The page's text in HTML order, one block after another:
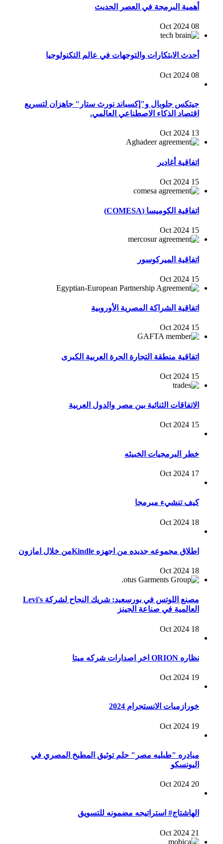
أهمية البرمجة في العصر الحديث
08 Oct 2024
أحدث الابتكارات والتوجهات في عالم التكنولوجيا
08 Oct 2024
جيتكس جلوبال و"إكسباند نورث ستار" جاهزان لتسريع
اقتصاد الذكاء الاصطناعي العالمي.
13 Oct 2024
اتفاقية أغادير
15 Oct 2024
اتفاقية الكوميسا (COMESA)
15 Oct 2024
اتفاقية الميركوسور
15 Oct 2024
اتفاقية الشراكة المصرية الأوروبية
15 Oct 2024
اتفاقية منطقة التجارة الحرة العربية الكبرى
15 Oct 2024
الاتفاقات الثنائية بين مصر والدول العربية
15 Oct 2024
خطر البرمجيات الخبيثه
17 Oct 2024
كيف تنشيء مبرمجا
18 Oct 2024
اطلاق مجموعه جديده من اجهزه Kindleمن خلال امازون
18 Oct 2024
مصنع اللوتس في بورسعيد: شريك النجاح لشركة Levi's
العالمية في صناعة الجينز
18 Oct 2024
نظاره ORION اخر اصدارات شركه ميتا
19 Oct 2024
خورازميات الانستجرام 2024
19 Oct 2024
مبادره "طبليه مصر" حلم توثيق المطبخ المصري في
اليونسكو
20 Oct 2024
الهاشتاج# استراتيجه مضمونه للتسويق
21 Oct 2024